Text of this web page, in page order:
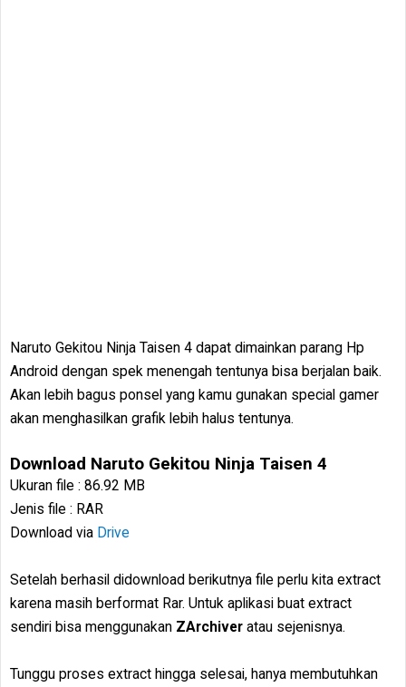
Naruto Gekitou Ninja Taisen 4 dapat dimainkan parang Hp
Android dengan spek menengah tentunya bisa berjalan baik.
Akan lebih bagus ponsel yang kamu gunakan special gamer
akan menghasilkan grafik lebih halus tentunya.
Download Naruto Gekitou Ninja Taisen 4
Ukuran file : 86.92 MB
Jenis file : RAR
Download via Drive
Setelah berhasil didownload berikutnya file perlu kita extract
karena masih berformat Rar. Untuk aplikasi buat extract
sendiri bisa menggunakan ZArchiver atau sejenisnya.
Tunggu proses extract hingga selesai, hanya membutuhkan